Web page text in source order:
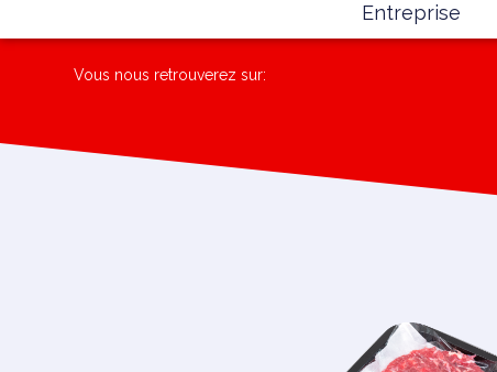
Entreprise
Vous nous retrouverez sur: